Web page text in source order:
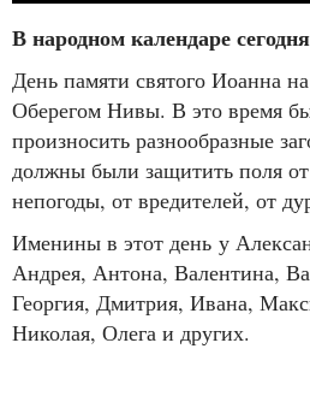
В народном календаре
День памяти святого Иоанна
Оберегом Нивы. В это время
произносить разнообразные
должны были защитить поля
непогоды, от вредителей, от
Именины в этот день у
Андрея, Антона, Валентина,
Георгия, Дмитрия, Ивана,
Николая, Олега и других.